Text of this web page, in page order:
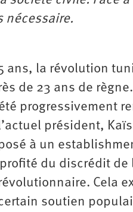
nécessaire.
ans, la révolution
de 23 ans de
progressivement
président,
à un
du discrédit
Cela
soutien